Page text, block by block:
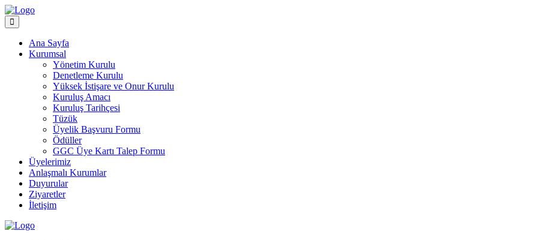
Ana Sayfa
Kurumsal
Yönetim Kurulu
Denetleme Kurulu
Yüksek İstişare ve Onur Kurulu
Kuruluş Amacı
Kuruluş Tarihçesi
Tüzük
Üyelik Başvuru Formu
Ödüller
GGC Üye Kartı Talep Formu
Üyelerimiz
Anlaşmalı Kurumlar
Duyurular
Ziyaretler
İletişim